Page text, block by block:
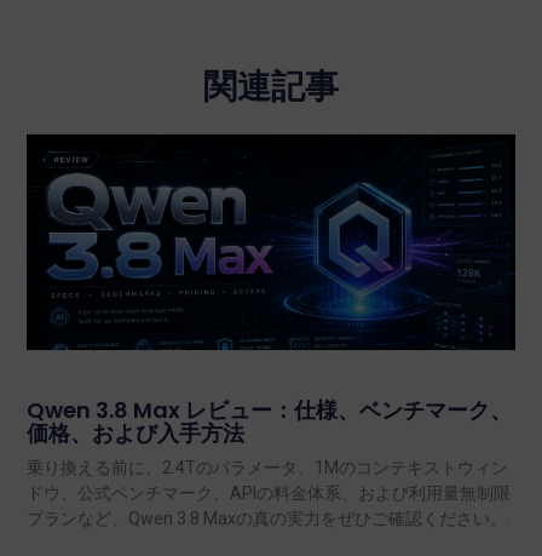
関連記事
Qwen 3.8 Max レビュー：仕様、ベンチマーク、
価格、および入手方法
乗り換える前に、2.4Tのパラメータ、1Mのコンテキストウィン
ドウ、公式ベンチマーク、APIの料金体系、および利用量無制限
プランなど、Qwen 3.8 Maxの真の実力をぜひご確認ください。.